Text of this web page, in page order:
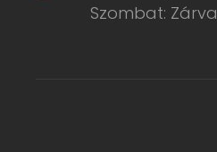
Szombat: Zárva